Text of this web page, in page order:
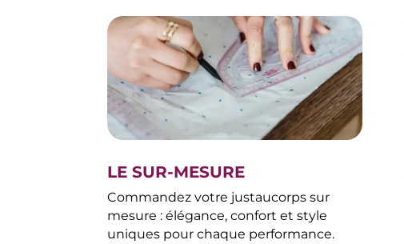
LE SUR-MESURE
Commandez votre justaucorps sur
mesure : élégance, confort et style
uniques pour chaque performance.